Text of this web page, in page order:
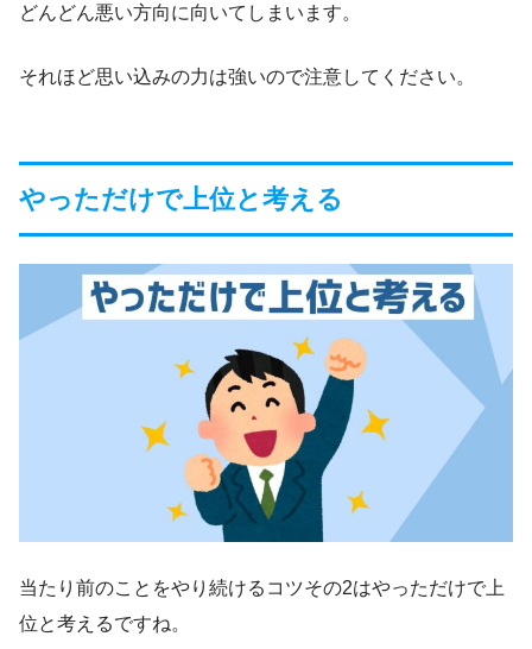
どんどん悪い方向に向いてしまいます。
それほど思い込みの力は強いので注意してください。
やっただけで上位と考える
当たり前のことをやり続けるコツその2はやっただけで上
位と考えるですね。